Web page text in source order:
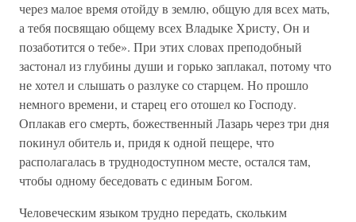
через малое время отойду в землю, общую для всех мать,
а тебя посвящаю общему всех Владыке Христу, Он и
позаботится о тебе». При этих словах преподобный
застонал из глубины души и горько заплакал, потому что
не хотел и слышать о разлуке со старцем. Но прошло
немного времени, и старец его отошел ко Господу.
Оплакав его смерть, божественный Лазарь через три дня
покинул обитель и, придя к одной пещере, что
располагалась в труднодоступном месте, остался там,
чтобы одному беседовать с единым Богом.
Человеческим языком трудно передать, скольким